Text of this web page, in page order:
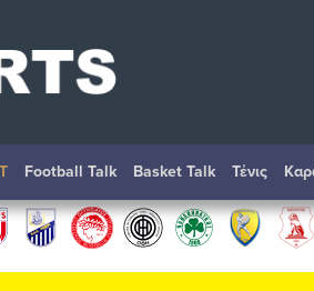
Football Talk Basket Talk Τένις